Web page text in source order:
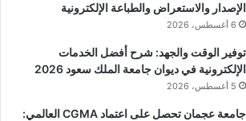
الإصدار والاستعراض والطباعة الإلكترونية
6 أغسطس، 2026
توفير الوقت والجهد: شرح أفضل الخدمات
الإلكترونية في ديوان جامعة الملك سعود 2026
5 أغسطس، 2026
جامعة عجمان تحصل على اعتماد CGMA العالمي: